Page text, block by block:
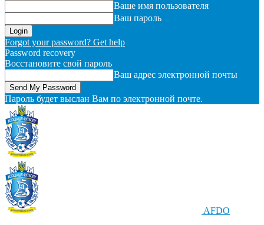
Ваше имя пользователя
Ваш пароль
Forgot your password? Get help
Password recovery
Восстановите свой пароль
Ваш адрес электронной почты
Пароль будет выслан Вам по электронной почте.
AFDO